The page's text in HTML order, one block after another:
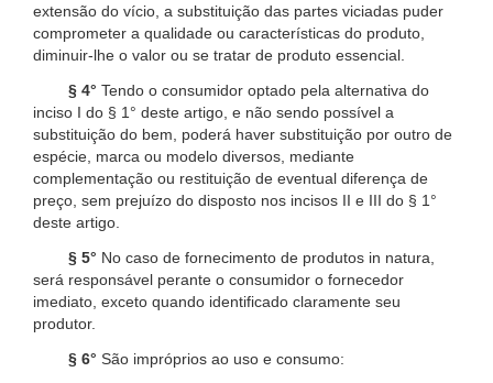
extensão do vício, a substituição das partes viciadas puder
comprometer a qualidade ou características do produto,
diminuir-lhe o valor ou se tratar de produto essencial.
§ 4° Tendo o consumidor optado pela alternativa do
inciso I do § 1° deste artigo, e não sendo possível a
substituição do bem, poderá haver substituição por outro de
espécie, marca ou modelo diversos, mediante
complementação ou restituição de eventual diferença de
preço, sem prejuízo do disposto nos incisos II e III do § 1°
deste artigo.
§ 5° No caso de fornecimento de produtos in natura,
será responsável perante o consumidor o fornecedor
imediato, exceto quando identificado claramente seu
produtor.
§ 6° São impróprios ao uso e consumo: